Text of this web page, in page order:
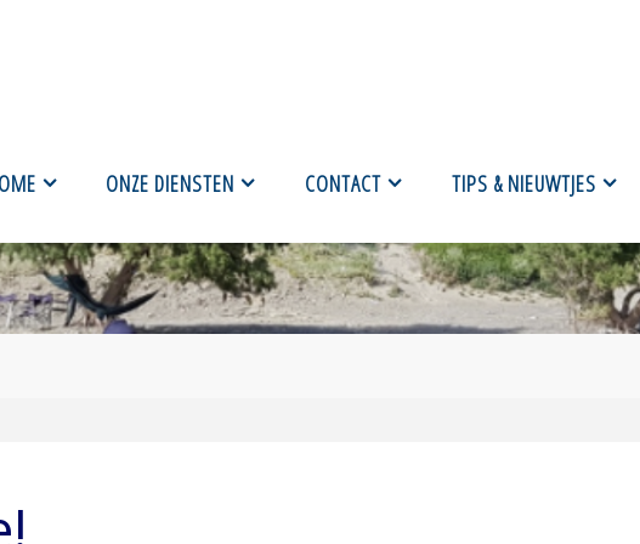
ONZE DIENSTEN CONTACT TIPS & NIEUWTJES